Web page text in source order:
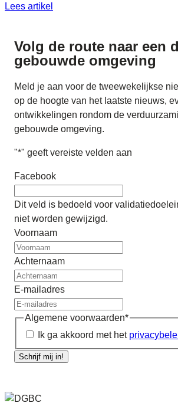
Lees artikel
Volg de route naar een
gebouwde omgeving
Meld je aan voor de tweewekelijkse
op de hoogte van het laatste nieuws,
ontwikkelingen rondom de
gebouwde omgeving.
"*" geeft vereiste velden aan
Facebook
Dit veld is bedoeld voor
niet worden gewijzigd.
Voornaam
Achternaam
E-mailadres
Algemene voorwaarden*
Ik ga akkoord met het
Schrijf mij in!